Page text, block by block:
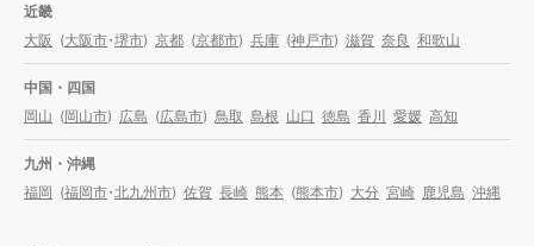
近畿
大阪 (大阪市・堺市) 京都 (京都市) 兵庫 (神戸市) 滋賀 奈良 和歌山
中国・四国
岡山 (岡山市) 広島 (広島市) 鳥取 島根 山口 徳島 香川 愛媛 高知
九州・沖縄
福岡 (福岡市・北九州市) 佐賀 長崎 熊本 (熊本市) 大分 宮崎 鹿児島 沖縄